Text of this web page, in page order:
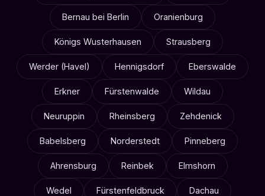
Bernau bei Berlin Oranienburg
Königs Wusterhausen Strausberg
Werder (Havel) Hennigsdorf Eberswalde
Erkner Fürstenwalde Wildau
Neuruppin Rheinsberg Zehdenick
Babelsberg Norderstedt Pinneberg
Ahrensburg Reinbek Elmshorn
Wedel Fürstenfeldbruck Dachau